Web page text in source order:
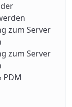
zum Server
zum Server
PDM